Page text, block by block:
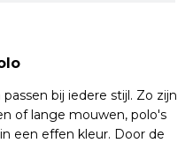
bij iedere stijl. Zo zijn
of lange mouwen, polo's
een effen kleur. Door de